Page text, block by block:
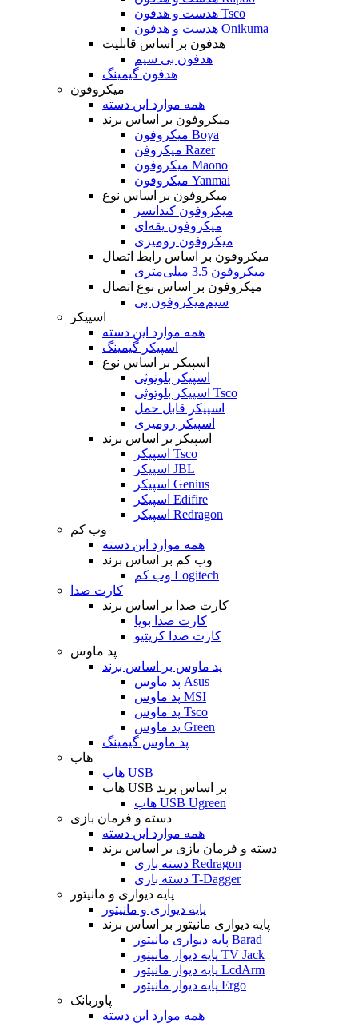
هدست و هدفون Tsco
هدست و هدفون Onikuma
هدفون بر اساس قابلیت
هدفون بی سیم
هدفون گیمینگ
میکروفون
همه موارد این دسته
میکروفون بر اساس برند
میکروفون Boya
میکروفن Razer
میکروفون Maono
میکروفون Yanmai
میکروفون بر اساس نوع
میکروفون کندانسر
میکروفون یقه‌ای
میکروفون رومیزی
میکروفون بر اساس رابط اتصال
میکروفون 3.5 میلی‌متری
میکروفون بر اساس نوع اتصال
میکروفون بی‌‎سیم
اسپیکر
همه موارد این دسته
اسپیکر گیمینگ
اسپیکر بر اساس نوع
اسپیکر بلوتوثی
اسپیکر بلوتوثی Tsco
اسپیکر قابل حمل
اسپیکر رومیزی
اسپیکر بر اساس برند
اسپیکر Tsco
اسپیکر JBL
اسپیکر Genius
اسپیکر Edifire
اسپیکر Redragon
وب کم
همه موارد این دسته
وب کم بر اساس برند
وب کم Logitech
کارت صدا
کارت صدا بر اساس برند
کارت صدا بویا
کارت صدا کریتیو
پد ماوس
پد ماوس بر اساس برند
پد ماوس Asus
پد ماوس MSI
پد ماوس Tsco
پد ماوس Green
پد ماوس گیمینگ
هاب
هاب USB
هاب USB بر اساس برند
هاب USB Ugreen
دسته و فرمان بازی
همه موارد این دسته
دسته و فرمان بازی بر اساس برند
دسته بازی Redragon
دسته بازی T-Dagger
پایه دیواری و مانیتور
پایه دیواری و مانیتور
پایه دیواری مانیتور بر اساس برند
پایه دیواری مانیتور Barad
پایه دیوار مانیتور TV Jack
پایه دیوار مانیتور LcdArm
پایه دیوار مانیتور Ergo
پاوربانک
همه موارد این دسته